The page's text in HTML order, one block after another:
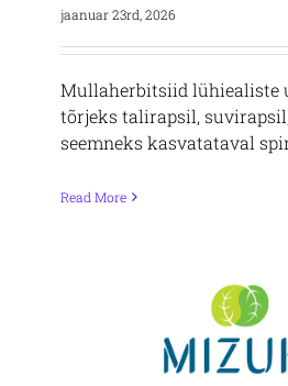
jaanuar 23rd, 2026
Mullaherbitsiid lühiealiste
tõrjeks talirapsil,
seemneks kasvatataval
Read More